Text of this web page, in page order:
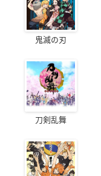
鬼滅の刃
刀剣乱舞